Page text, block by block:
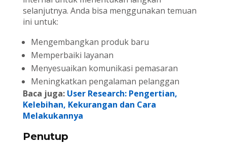
selanjutnya. Anda bisa menggunakan temuan
ini untuk:
Mengembangkan produk baru
Memperbaiki layanan
Menyesuaikan komunikasi pemasaran
Meningkatkan pengalaman pelanggan
Baca juga: User Research: Pengertian,
Kelebihan, Kekurangan dan Cara
Melakukannya
Penutup